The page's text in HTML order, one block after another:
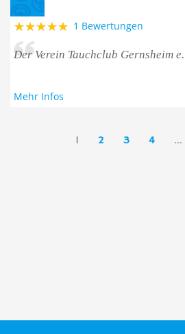
1 Bewertungen
Der Verein Tauchclub Gernsheim
Mehr Infos
1 2 3 4 ...